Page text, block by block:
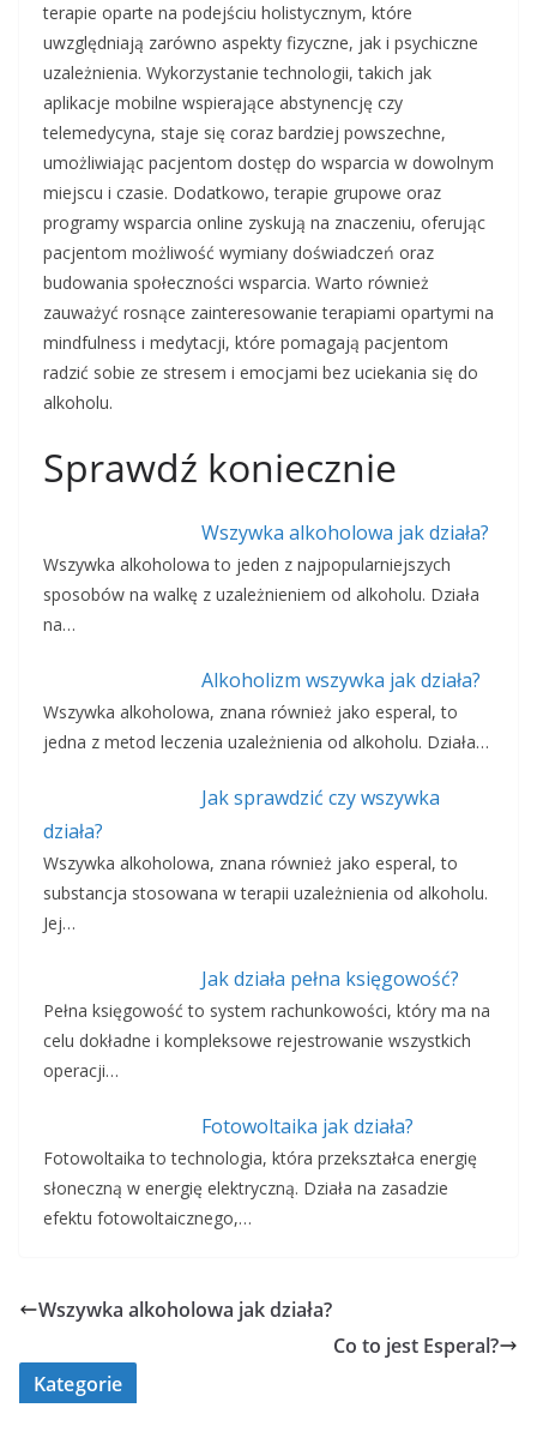
terapie oparte na podejściu holistycznym, które
uwzględniają zarówno aspekty fizyczne, jak i psychiczne
uzależnienia. Wykorzystanie technologii, takich jak
aplikacje mobilne wspierające abstynencję czy
telemedycyna, staje się coraz bardziej powszechne,
umożliwiając pacjentom dostęp do wsparcia w dowolnym
miejscu i czasie. Dodatkowo, terapie grupowe oraz
programy wsparcia online zyskują na znaczeniu, oferując
pacjentom możliwość wymiany doświadczeń oraz
budowania społeczności wsparcia. Warto również
zauważyć rosnące zainteresowanie terapiami opartymi na
mindfulness i medytacji, które pomagają pacjentom
radzić sobie ze stresem i emocjami bez uciekania się do
alkoholu.
Sprawdź koniecznie
Wszywka alkoholowa jak działa?
Wszywka alkoholowa to jeden z najpopularniejszych
sposobów na walkę z uzależnieniem od alkoholu. Działa
na…
Alkoholizm wszywka jak działa?
Wszywka alkoholowa, znana również jako esperal, to
jedna z metod leczenia uzależnienia od alkoholu. Działa…
Jak sprawdzić czy wszywka
działa?
Wszywka alkoholowa, znana również jako esperal, to
substancja stosowana w terapii uzależnienia od alkoholu.
Jej…
Jak działa pełna księgowość?
Pełna księgowość to system rachunkowości, który ma na
celu dokładne i kompleksowe rejestrowanie wszystkich
operacji…
Fotowoltaika jak działa?
Fotowoltaika to technologia, która przekształca energię
słoneczną w energię elektryczną. Działa na zasadzie
efektu fotowoltaicznego,…
Wszywka alkoholowa jak działa?
Co to jest Esperal?
Kategorie